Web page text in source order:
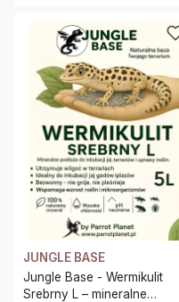
JUNGLE BASE
Jungle Base - Wermikulit
Srebrny L – mineralne